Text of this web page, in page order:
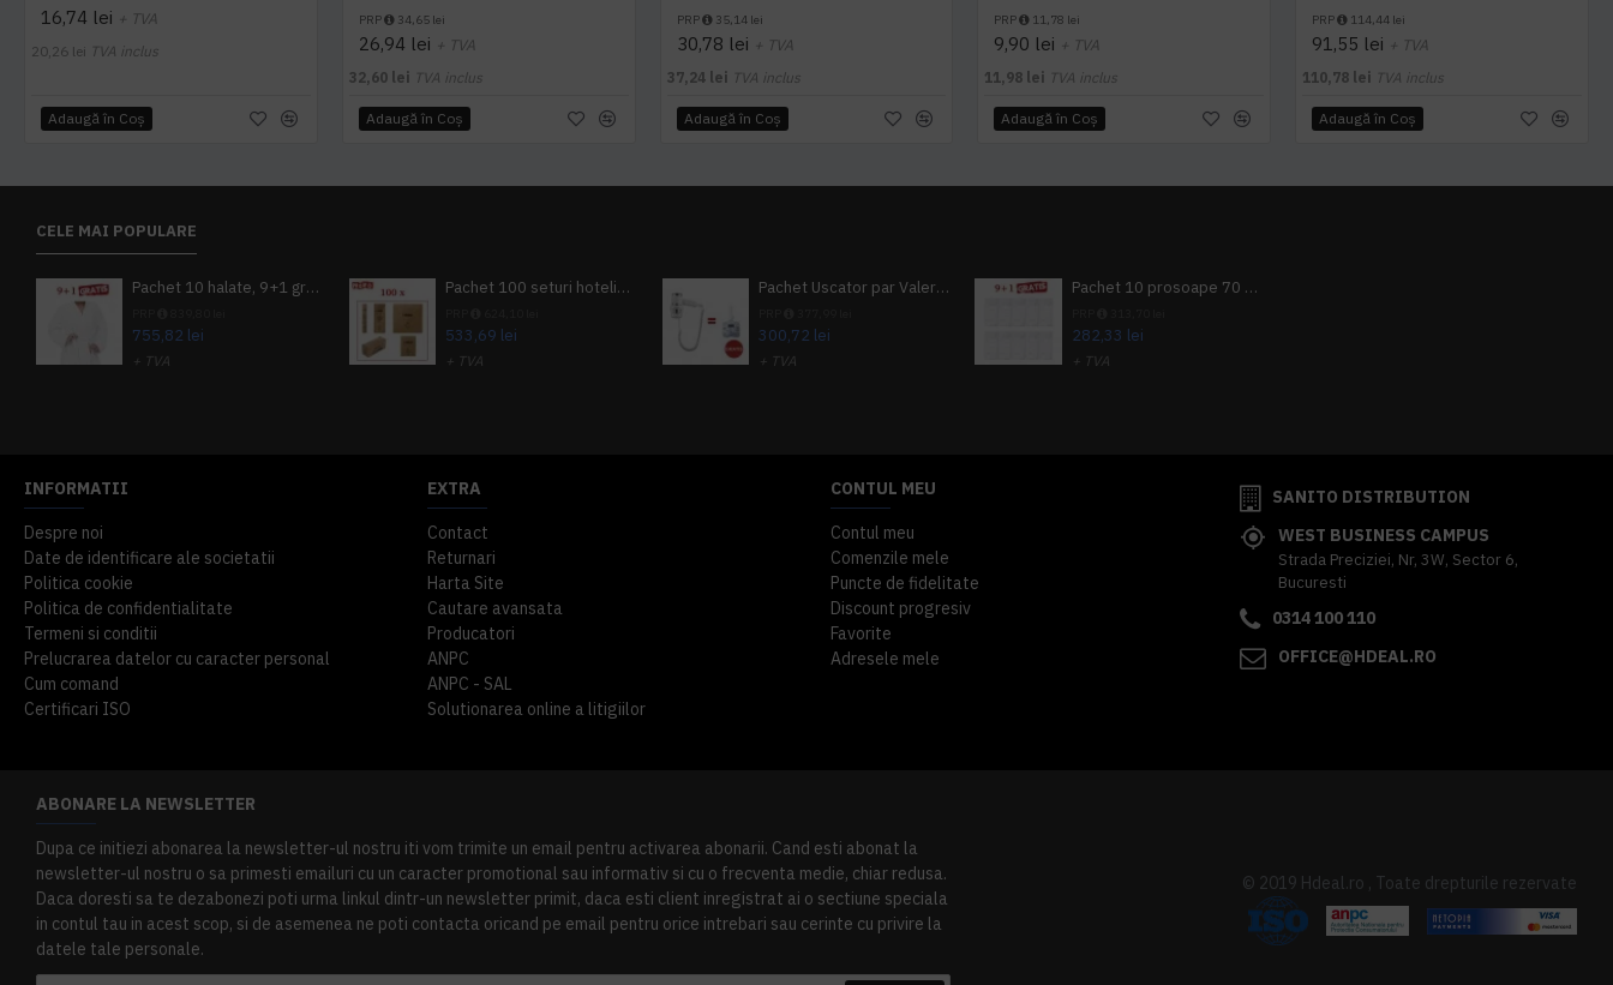
16,74 lei + TVA
20,26 lei TVA inclus
Adaugă în Coş
PRP 34,65 lei
26,94 lei + TVA
32,60 lei TVA inclus
Adaugă în Coş
PRP 35,14 lei
30,78 lei + TVA
37,24 lei TVA inclus
Adaugă în Coş
PRP 11,78 lei
9,90 lei + TVA
11,98 lei TVA inclus
Adaugă în Coş
PRP 114,44 lei
91,55 lei + TVA
110,78 lei TVA inclus
Adaugă în Coş
CELE MAI POPULARE
Pachet 10 halate, 9+1 gratuit
755,82 lei
+ TVA
Pachet 100 seturi hoteliere, set dentar, set barbierit, casca de dus, pila unghii, set cusut
533,69 lei
+ TVA
Pachet Uscator par Valera Action Super Plus + GRATUIT Sampon si gel de dus Tork
300,72 lei
+ TVA
Pachet 10 prosoape 70 x 140cm 9 + 1 gratuit
282,33 lei
+ TVA
INFORMATII
Despre noi
Date de identificare ale societatii
Politica cookie
Politica de confidentialitate
Termeni si conditii
Prelucrarea datelor cu caracter personal
Cum comand
Certificari ISO
EXTRA
Contact
Returnari
Harta Site
Cautare avansata
Producatori
ANPC
ANPC - SAL
Solutionarea online a litigiilor
CONTUL MEU
Contul meu
Comenzile mele
Puncte de fidelitate
Discount progresiv
Favorite
Adresele mele
SANITO DISTRIBUTION
WEST BUSINESS CAMPUS
Strada Preciziei, Nr, 3W, Sector 6,
Bucuresti
0314 100 110
OFFICE@HDEAL.RO
ABONARE LA NEWSLETTER
Dupa ce initiezi abonarea la newsletter-ul nostru iti vom trimite un email pentru activarea abonarii. Cand esti abonat la
newsletter-ul nostru o sa primesti emailuri cu un caracter promotional sau informativ si cu o frecventa medie, chiar redusa.
Daca doresti sa te dezabonezi poti urma linkul dintr-un newsletter primit, daca esti client inregistrat ai o sectiune speciala
in contul tau in acest scop, si de asemenea ne poti contacta oricand pe email pentru orice intrebari sau cerinte cu privire la
datele tale personale.
© 2019 Hdeal.ro , Toate drepturile rezervate